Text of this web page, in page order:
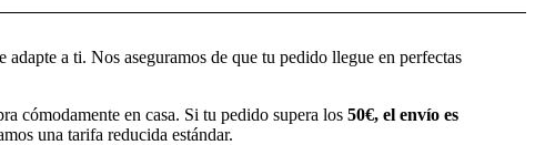
a ti. Nos aseguramos de que tu pedido llegue en perfectas
cómodamente en casa. Si tu pedido supera los50€, el envío es
una tarifa reducida estándar.